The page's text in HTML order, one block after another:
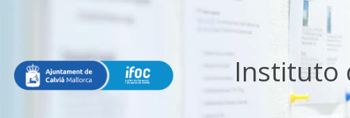
Instituto